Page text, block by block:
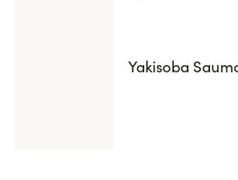
Yakisoba